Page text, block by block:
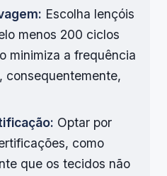
Escolha lençóis
menos 200 ciclos
minimiza a frequência
consequentemente,
Optar por
como
que os tecidos não